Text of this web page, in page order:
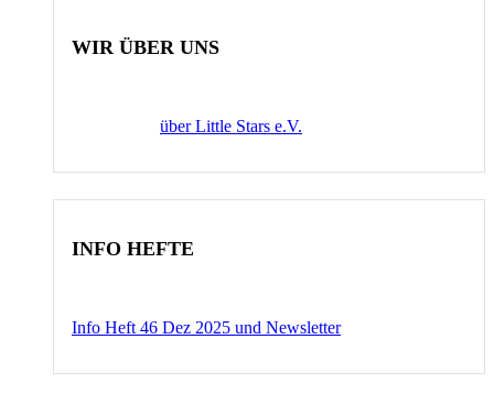
WIR ÜBER UNS
über Little Stars e.V.
INFO HEFTE
Info Heft 46 Dez 2025 und Newsletter